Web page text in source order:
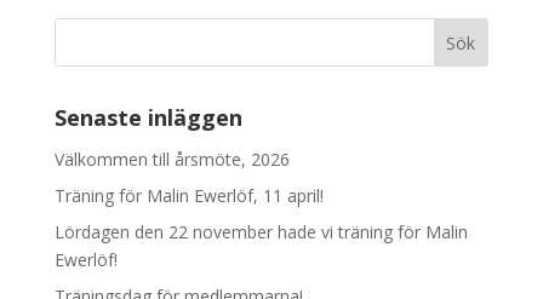
Senaste inläggen
Välkommen till årsmöte, 2026
Träning för Malin Ewerlöf, 11 april!
Lördagen den 22 november hade vi träning för Malin
Ewerlöf!